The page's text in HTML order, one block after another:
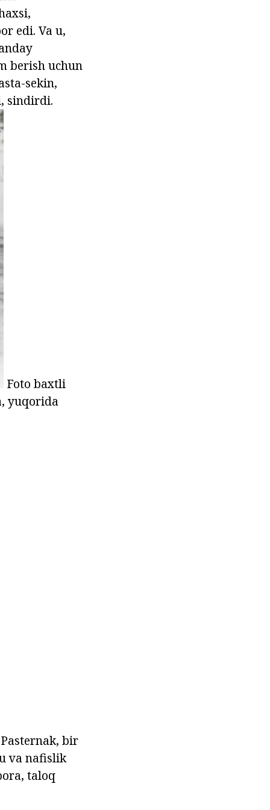
edi. Va u,
berish uchun
sekin,
sindirdi.
Foto baxtli
yuqorida
bir
va nafislik
taloq